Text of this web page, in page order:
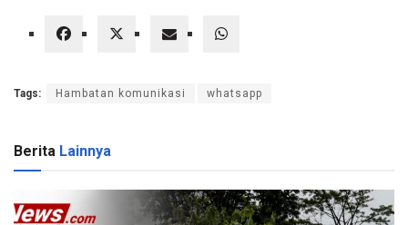
Tags: Hambatan komunikasi whatsapp
Berita Lainnya